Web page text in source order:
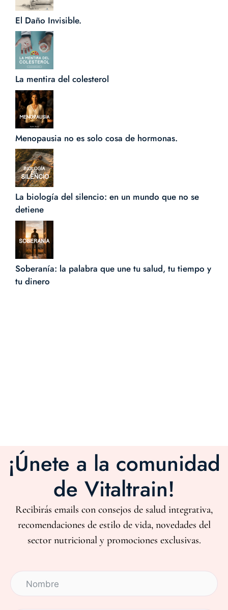
El Daño Invisible.
La mentira del colesterol
Menopausia no es solo cosa de hormonas.
La biología del silencio: en un mundo que no se
detiene
Soberanía: la palabra que une tu salud, tu tiempo y
tu dinero
¡Únete a la comunidad
de Vitaltrain!
Recibirás emails con consejos de salud integrativa,
recomendaciones de estilo de vida, novedades del
sector nutricional y promociones exclusivas.